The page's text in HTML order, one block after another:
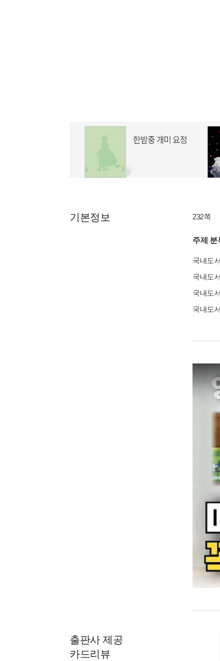
기본정보 232쪽
주제 분
국내도
국내도
국내도
국내도
출판사 제공
카드리뷰